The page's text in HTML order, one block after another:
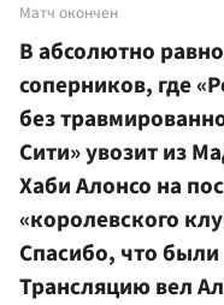
Матч окончен
В абсолютно
соперников, где
без
Сити» увозит из
Хаби Алонсо на
«королевского
Спасибо, что
Трансляцию вел